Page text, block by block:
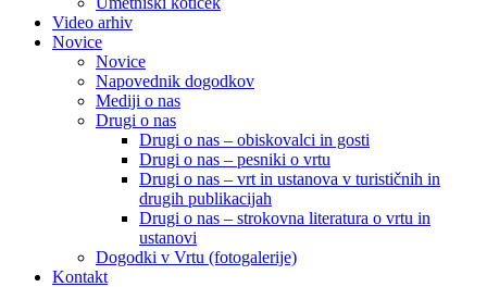
Video arhiv
Novice
Novice
Napovednik dogodkov
Mediji o nas
Drugi o nas
Drugi o nas – obiskovalci in gosti
Drugi o nas – pesniki o vrtu
Drugi o nas – vrt in ustanova v turističnih in
drugih publikacijah
Drugi o nas – strokovna literatura o vrtu in
ustanovi
Dogodki v Vrtu (fotogalerije)
Kontakt